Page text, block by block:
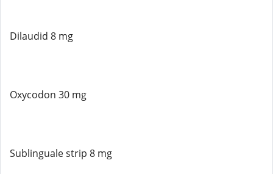
Dilaudid 8 mg
Oxycodon 30 mg
Sublinguale strip 8 mg